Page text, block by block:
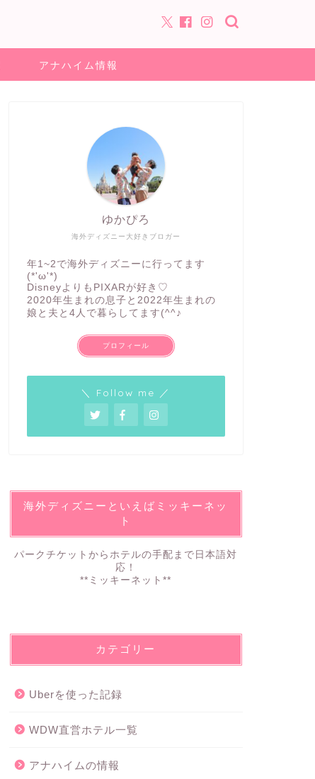
アナハイム情報
海外ディズニー大好きブロガー
ゆかぴろ
年1~2で海外ディズニーに行ってます
(*'ω'*)
DisneyよりもPIXARが好き♡
2020年生まれの息子と2022年生まれの
娘と夫と4人で暮らしてます(^^♪
プロフィール
＼ Follow me ／
海外ディズニーといえばミッキーネッ
ト
パークチケットからホテルの手配まで日本語対
応！
**ミッキーネット**
カテゴリー
Uberを使った記録
WDW直営ホテル一覧
アナハイムの情報